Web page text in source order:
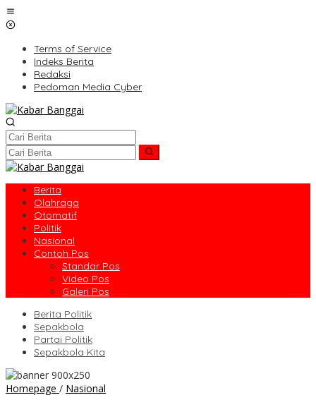
Lewati
ke
Terms of Service
Indeks Berita
Redaksi
Pedoman Media Cyber
Berita
Olahraga
Otomatif
Politik
Nasional
Contoh Pos
Standar Pos
Video Pos
Galeri Pos
Berita Politik
Sepakbola
Partai Politik
Sepakbola Kita
Homepage / Nasional